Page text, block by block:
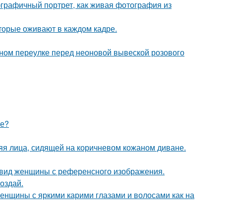
портрет, как живая фотография из
оживают в каждом кадре.
переулке перед неоновой вывеской розового
лица, сидящей на коричневом кожаном диване.
женщины с референсного изображения.
с яркими карими глазами и волосами как на